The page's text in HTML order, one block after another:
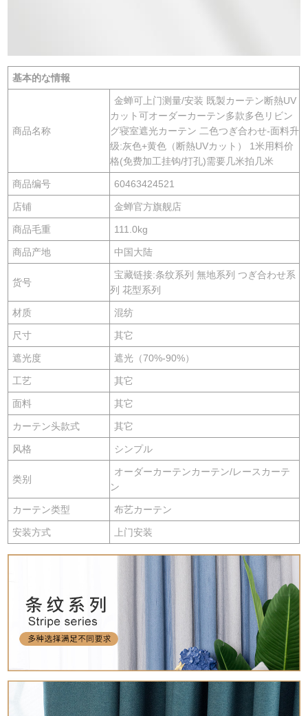
基本的な情報
商品名称
金蝉可上门测量/安装 既製カーテン断熱UV
カット可オーダーカーテン多款多色リビン
グ寝室遮光カーテン 二色つぎ合わせ-面料升
级:灰色+黄色（断熱UVカット） 1米用料价
格(免费加工挂钩/打孔)需要几米拍几米
商品编号 60463424521
店铺 金蝉官方旗舰店
商品毛重 111.0kg
商品产地 中国大陆
货号
宝藏链接:条纹系列 無地系列 つぎ合わせ系
列 花型系列
材质 混纺
尺寸 其它
遮光度 遮光（70%-90%）
工艺 其它
面料 其它
カーテン头款式 其它
风格 シンプル
类别
オーダーカーテンカーテン/レースカーテ
ン
カーテン类型 布艺カーテン
安装方式 上门安装